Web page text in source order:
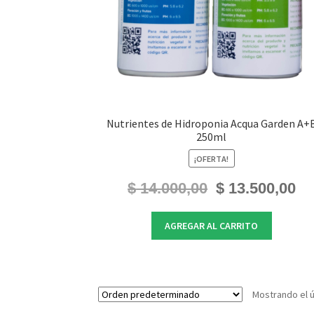
Nutrientes de Hidroponia Acqua Garden
250ml
¡OFERTA!
$14.000,00
El
precio
original
era:
$13.500,00El
AGREGAR AL CARRITO
Mostrando el